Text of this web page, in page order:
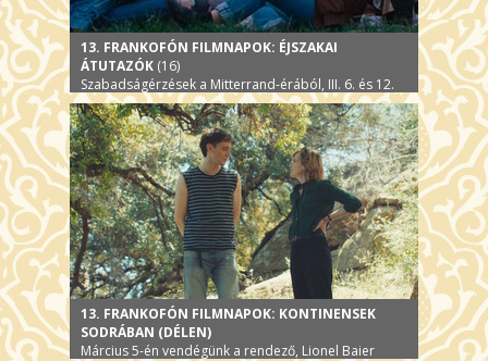
13. FRANKOFÓN FILMNAPOK: ÉJSZAKAI
ÁTUTAZÓK (16)
Szabadságérzések a Mitterrand-érából, III. 6. és 12.
13. FRANKOFÓN FILMNAPOK: KONTINENSEK
SODRÁBAN (DÉLEN)
Március 5-én vendégünk a rendező, Lionel Baier